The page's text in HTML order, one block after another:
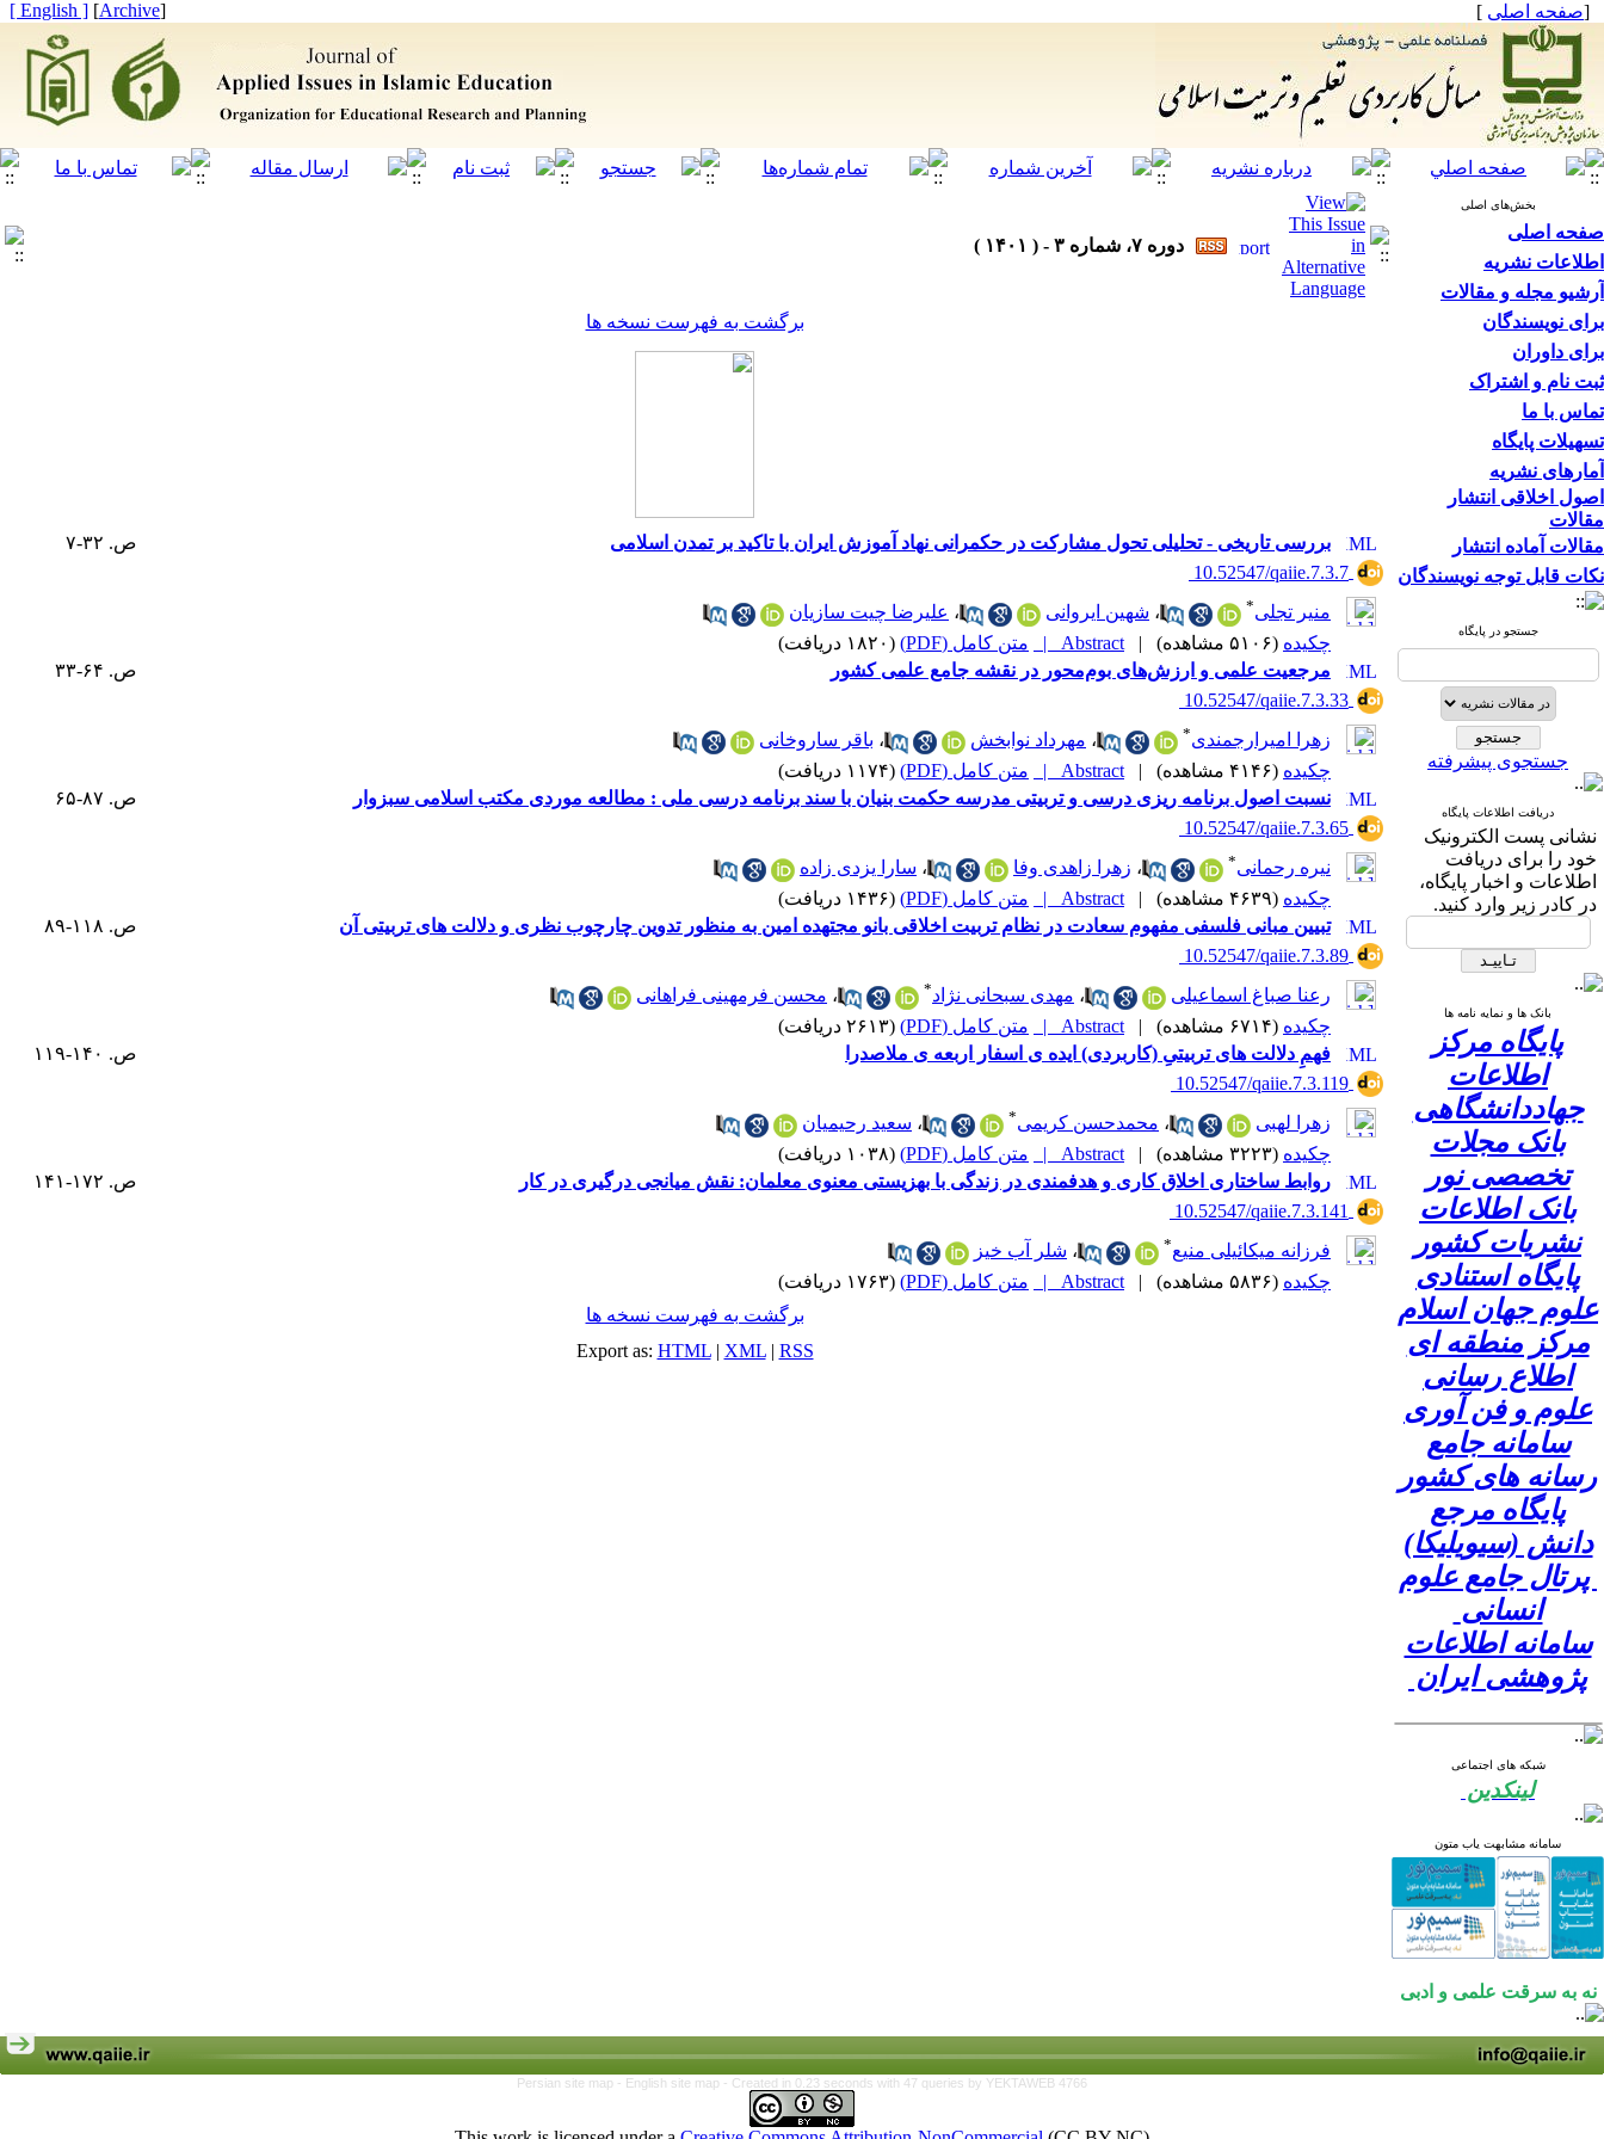
[صفحه اصلی ]
[
Archive
]
[ English ]
بخش‌های اصلی
صفحه اصلی
اطلاعات نشریه
آرشیو مجله و مقالات
برای نویسندگان
برای داوران
ثبت نام و اشتراک
تماس با ما
تسهیلات پایگاه
آمارهای نشریه
اصول اخلاقی انتشار
مقالات
مقالات آماده انتشار
نکات قابل توجه نویسندگان
جستجو در پایگاه
جستجوی پیشرفته
دریافت اطلاعات پایگاه
نشانی پست الکترونیک
خود را برای دریافت
اطلاعات و اخبار پایگاه،
در کادر زیر وارد کنید.
بانک ها و نمایه نامه ها
پایگاه مرکز
اطلاعات
جهاددانشگاهی
بانک مجلات
تخصصی نور
بانک اطلاعات
نشریات کشور
پایگاه استنادی
علوم جهان اسلام
مرکز منطقه ای
اطلاع رسانی
علوم و فن آوری
سامانه جامع
رسانه های کشور
پایگاه مرجع
دانش (سیویلیکا)
پرتال جامع علوم
انسانی
سامانه اطلاعات
پژوهشی ایران
شبکه های اجتماعی
لینکدین
سامانه مشابهت یاب متون
نه به سرقت علمی و ادبی
دوره ۷، شماره ۳ - ( ۱۴۰۱ )
برگشت به فهرست نسخه ها
بررسی تاریخی - تحلیلی تحول مشارکت در حکمرانی نهاد آموزش ایران با تاکید بر تمدن اسلامی
ص. ۳۲-۷
‎ 10.52547/qaiie.7.3.7
منیر تجلی* ، شهین ایروانی ، علیرضا چیت سازیان
چکیده (۵۱۰۶ مشاهده) |
Abstract | متن کامل (PDF)
(۱۸۲۰ دریافت)
مرجعیت علمی و ارزش‌های بوم‌محور در نقشه جامع علمی کشور
ص. ۶۴-۳۳
‎ 10.52547/qaiie.7.3.33
زهرا امیرارجمندی* ، مهرداد نوابخش ، باقر ساروخانی
چکیده (۴۱۴۶ مشاهده) |
Abstract | متن کامل (PDF)
(۱۱۷۴ دریافت)
نسبت اصول برنامه ریزی درسی و تربیتی مدرسه حکمت بنیان با سند برنامه درسی ملی : مطالعه موردی مکتب اسلامی سبزوار
ص. ۸۷-۶۵
‎ 10.52547/qaiie.7.3.65
نیره رحمانی* ، زهرا زاهدی وفا ، سارا یزدی زاده
چکیده (۴۶۳۹ مشاهده) |
Abstract | متن کامل (PDF)
(۱۴۳۶ دریافت)
تبیین مبانی فلسفی مفهوم سعادت در نظام تربیت اخلاقی بانو مجتهده امین به منظور تدوین چارچوب نظری و دلالت های تربیتی آن
ص. ۱۱۸-۸۹
‎ 10.52547/qaiie.7.3.89
رعنا صباغ اسماعیلی
، مهدی سبحانی نژاد* ، محسن فرمهینی فراهانی
چکیده (۶۷۱۴ مشاهده) |
Abstract | متن کامل (PDF)
(۲۶۱۳ دریافت)
فهمِ دلالت های تربیتیِ (کاربردی) ایده ی اسفار اربعه ی ملاصدرا
ص. ۱۴۰-۱۱۹
‎ 10.52547/qaiie.7.3.119
زهرا لهبی
، محمدحسن کریمی* ، سعید رحیمیان
چکیده (۳۲۲۳ مشاهده) |
Abstract | متن کامل (PDF)
(۱۰۳۸ دریافت)
روابط ساختاری اخلاق کاری و هدفمندی در زندگی با بهزیستی معنوی معلمان: نقش میانجی درگیری در کار
ص. ۱۷۲-۱۴۱
‎ 10.52547/qaiie.7.3.141
فرزانه میکائیلی منیع* ، شلر آب خیز
چکیده (۵۸۳۶ مشاهده) |
Abstract | متن کامل (PDF)
(۱۷۶۳ دریافت)
برگشت به فهرست نسخه ها
Export as: HTML| XML| RSS
Persian site map - English site map - Created in 0.23 seconds with 47 queries by YEKTAWEB 4766